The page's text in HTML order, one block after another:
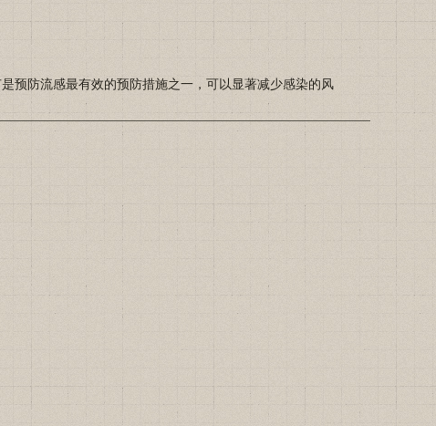
防流感最有效的预防措施之一，可以显著减少感染的风